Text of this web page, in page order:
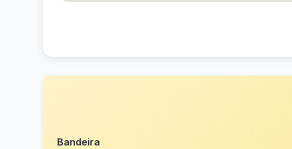
Bandeira